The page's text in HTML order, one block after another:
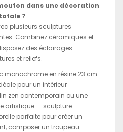
dans une décoration
?
plusieurs sculptures
Combinez céramiques et
des éclairages
et reliefs.
monochrome en résine 23 cm
pour un intérieur
zen contemporain ou une
artistique — sculpture
parfaite pour créer un
composer un troupeau